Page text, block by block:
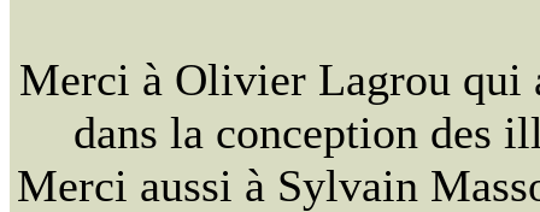
Merci à Olivier Lagrou qui
dans la conception des
Merci aussi à Sylvain